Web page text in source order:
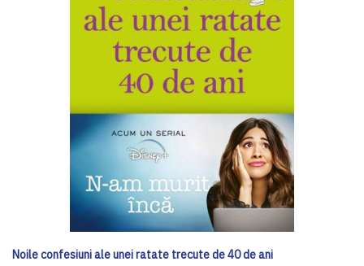
Noile confesiuni ale unei ratate trecute de 40 de ani